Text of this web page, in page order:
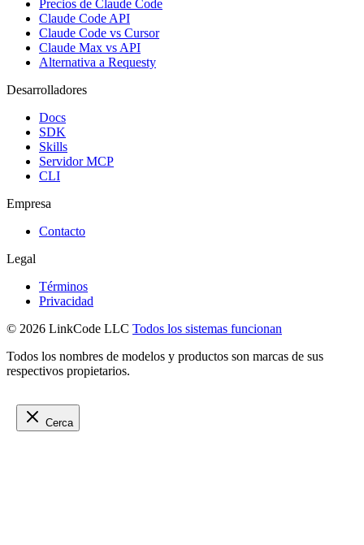
Precios de Claude Code
Claude Code API
Claude Code vs Cursor
Claude Max vs API
Alternativa a Requesty
Desarrolladores
Docs
SDK
Skills
Servidor MCP
CLI
Empresa
Contacto
Legal
Términos
Privacidad
© 2026 LinkCode LLC Todos los sistemas funcionan
Todos los nombres de modelos y productos son marcas de sus
respectivos propietarios.
Cerca